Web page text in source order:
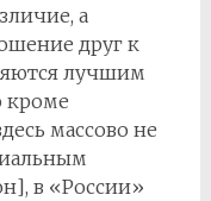
а
друг к
лучшим
кроме
массово не
в «России»